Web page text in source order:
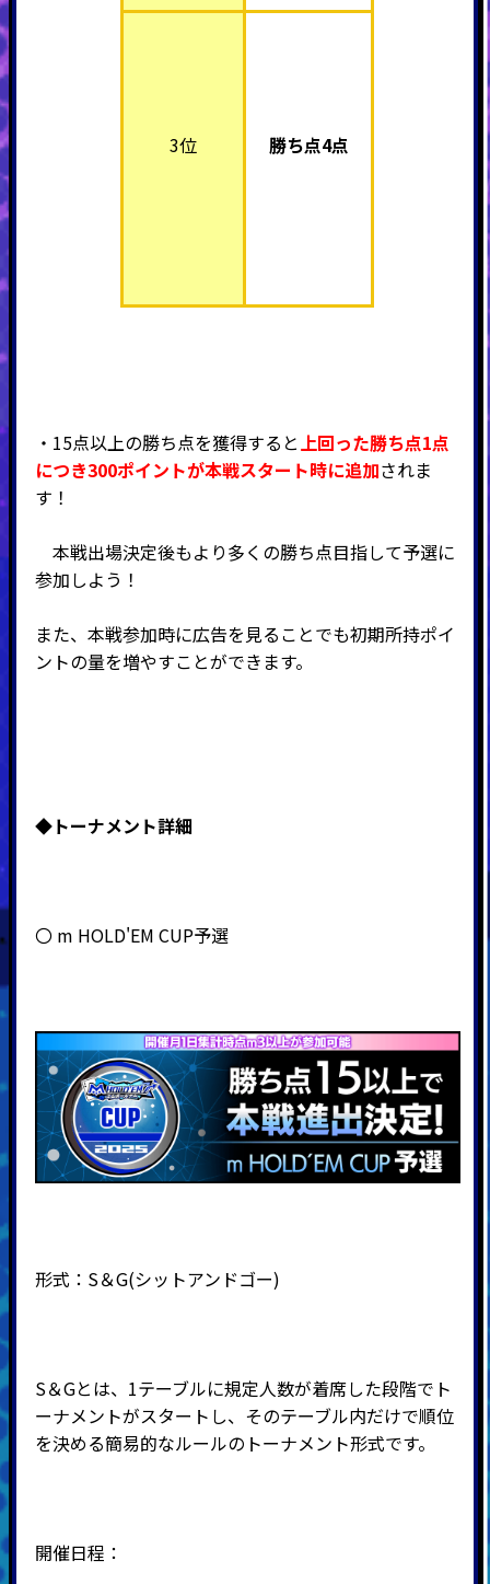
3位 勝ち点4点
・15点以上の勝ち点を獲得すると上回った勝ち点1点
につき300ポイントが本戦スタート時に追加されま
す！
本戦出場決定後もより多くの勝ち点目指して予選に
参加しよう！
また、本戦参加時に広告を見ることでも初期所持ポイ
ントの量を増やすことができます。
◆トーナメント詳細
〇 m HOLD'EM CUP予選
形式： S＆G(シットアンドゴー)
S＆Gとは、1テーブルに規定人数が着席した段階でト
ーナメントがスタートし、そのテーブル内だけで順位
を決める簡易的なルールのトーナメント形式です。
開催日程：